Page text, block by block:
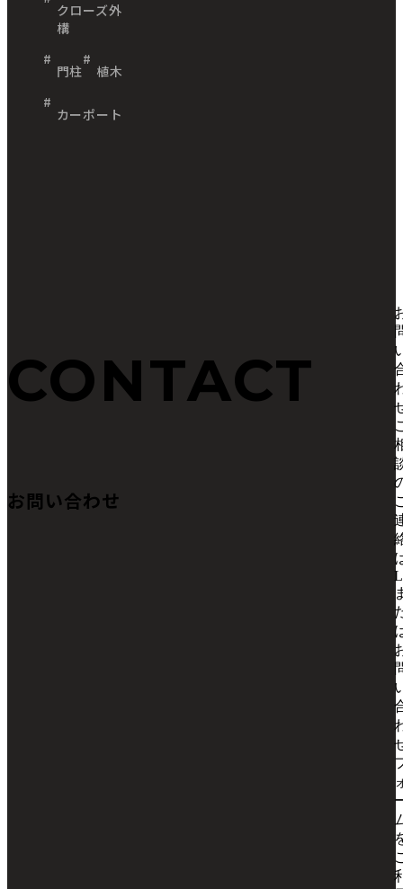
クローズ外
構
門柱 植木
カーポート
お問い合わせ
CONTACT